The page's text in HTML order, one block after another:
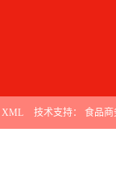
XML 技术支持： 食品商